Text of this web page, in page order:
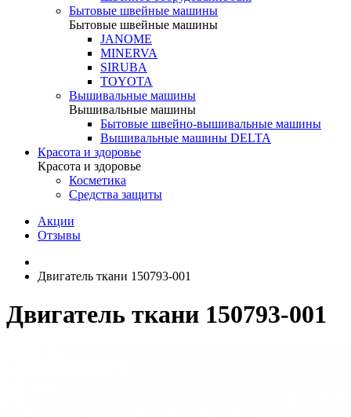
Бытовые швейные машины
Бытовые швейные машины
JANOME
MINERVA
SIRUBA
TOYOTA
Вышивальные машины
Вышивальные машины
Бытовые швейно-вышивальные машины
Вышивальные машины DELTA
Красота и здоровье
Красота и здоровье
Косметика
Средства защиты
Акции
Отзывы
Двигатель ткани 150793-001
Двигатель ткани 150793-001